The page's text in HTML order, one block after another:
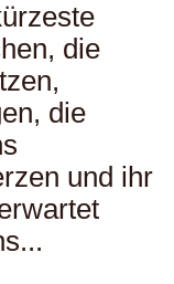
die
die
und ihr